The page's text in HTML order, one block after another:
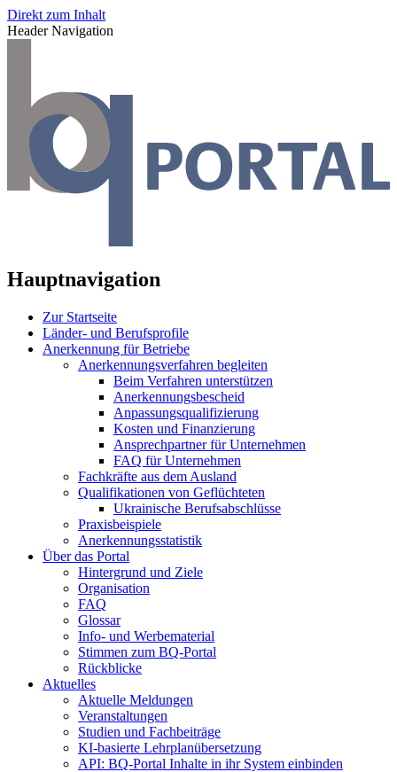
Direkt zum Inhalt
Header Navigation
Hauptnavigation
Zur Startseite
Länder- und Berufsprofile
Anerkennung für Betriebe
Anerkennungsverfahren begleiten
Beim Verfahren unterstützen
Anerkennungsbescheid
Anpassungsqualifizierung
Kosten und Finanzierung
Ansprechpartner für Unternehmen
FAQ für Unternehmen
Fachkräfte aus dem Ausland
Qualifikationen von Geflüchteten
Ukrainische Berufsabschlüsse
Praxisbeispiele
Anerkennungsstatistik
Über das Portal
Hintergrund und Ziele
Organisation
FAQ
Glossar
Info- und Werbematerial
Stimmen zum BQ-Portal
Rückblicke
Aktuelles
Aktuelle Meldungen
Veranstaltungen
Studien und Fachbeiträge
KI-basierte Lehrplanübersetzung
API: BQ-Portal Inhalte in ihr System einbinden